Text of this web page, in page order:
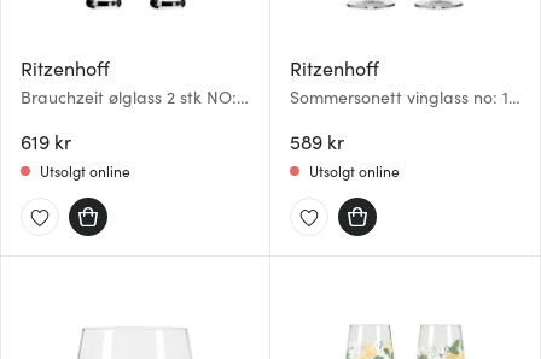
Ritzenhoff
Brauchzeit ølglass 2 stk NO:
619 kr
Utsolgt online
Ritzenhoff
Sommersonett vinglass no: 15
589 kr
Utsolgt online